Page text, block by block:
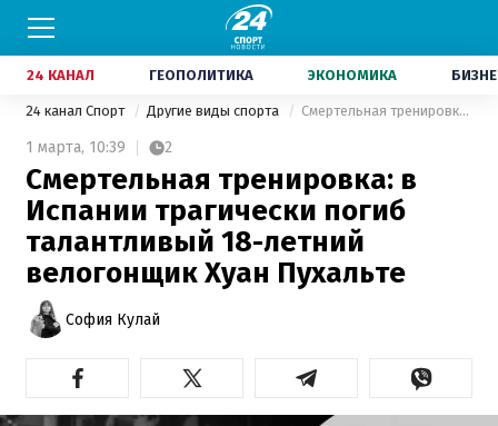
24 КАНАЛ ГЕОПОЛИТИКА ЭКОНОМИКА
24 канал Спорт Другие виды спорта Смертельная тренировка: в Испании трагически погиб талантливый 18-летний велогонщик Хуан Пухальте
1 марта, 10:39 2
Смертельная тренировка: в
Испании трагически погиб
талантливый 18-летний
велогонщик Хуан Пухальте
София Кулай